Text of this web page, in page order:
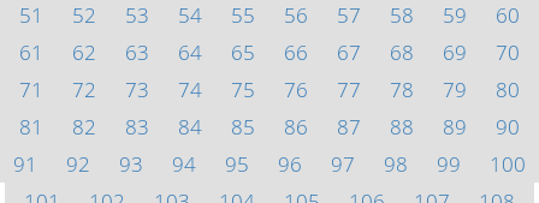
51
52 53 54 55 56 57 58 59
60
61
62 63 64 65 66 67 68 69
70
71
72 73 74 75 76 77 78 79
80
81
82 83 84 85 86 87 88 89
90
91
92 93 94 95 96 97 98 99
100